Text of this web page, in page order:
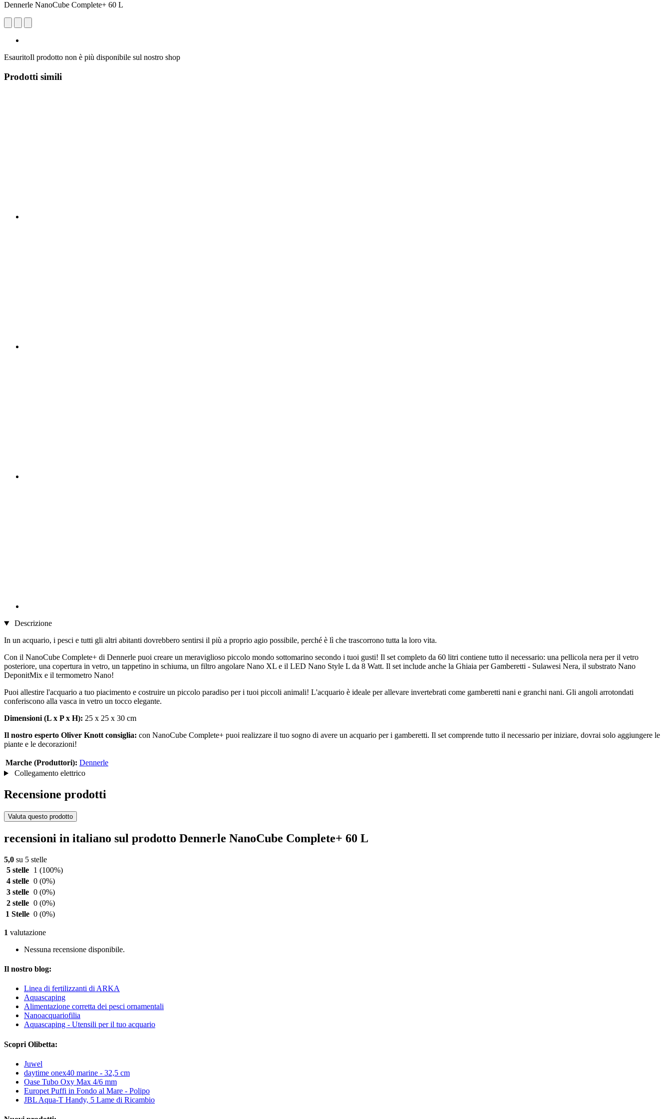
Dennerle NanoCube Complete+ 60 L
EsauritoIl prodotto non è più disponibile sul nostro shop
Prodotti simili
Descrizione
In un acquario, i pesci e tutti gli altri abitanti dovrebbero sentirsi il più a proprio agio possibile, perché è lì che trascorrono tutta la loro vita.
Con il NanoCube Complete+ di Dennerle puoi creare un meraviglioso piccolo mondo sottomarino secondo i tuoi gusti! Il set completo da 60 litri contiene tutto il necessario: una pellicola nera per il vetro
posteriore, una copertura in vetro, un tappetino in schiuma, un filtro angolare Nano XL e il LED Nano Style L da 8 Watt. Il set include anche la Ghiaia per Gamberetti - Sulawesi Nera, il substrato Nano
DeponitMix e il termometro Nano!
Puoi allestire l'acquario a tuo piacimento e costruire un piccolo paradiso per i tuoi piccoli animali! L'acquario è ideale per allevare invertebrati come gamberetti nani e granchi nani. Gli angoli arrotondati
conferiscono alla vasca in vetro un tocco elegante.
Dimensioni (L x P x H): 25 x 25 x 30 cm
Il nostro esperto Oliver Knott consiglia: con NanoCube Complete+ puoi realizzare il tuo sogno di avere un acquario per i gamberetti. Il set comprende tutto il necessario per iniziare, dovrai solo aggiungere le
piante e le decorazioni!
Marche (Produttori): Dennerle
Collegamento elettrico
Recensione prodotti
Valuta questo prodotto
recensioni in italiano sul prodotto Dennerle NanoCube Complete+ 60 L
5,0 su 5 stelle
5 stelle
1 (100%)
4 stelle 0 (0%)
3 stelle 0 (0%)
2 stelle 0 (0%)
1 Stelle 0 (0%)
1 valutazione
Nessuna recensione disponibile.
Il nostro blog:
Linea di fertilizzanti di ARKA
Aquascaping
Alimentazione corretta dei pesci ornamentali
Nanoacquariofilia
Aquascaping - Utensili per il tuo acquario
Scopri Olibetta:
Juwel
daytime onex40 marine - 32,5 cm
Oase Tubo Oxy Max 4/6 mm
Europet Puffi in Fondo al Mare - Polipo
JBL Aqua-T Handy, 5 Lame di Ricambio